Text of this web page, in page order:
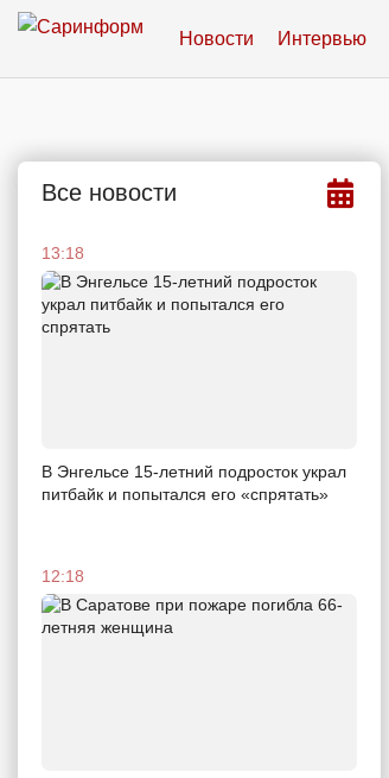
Новости Интервью
Все новости
13:18
В Энгельсе 15-летний подросток украл
питбайк и попытался его «спрятать»
12:18